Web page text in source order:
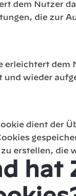
dem Nutzer
die zur
erleichtert
und wieder
dient der
erstellen, die
hat